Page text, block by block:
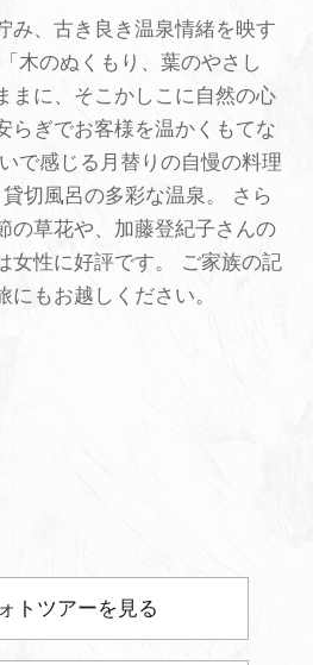
動画を見る
ロード
問い合わせ
ー
み、古き良き温泉情緒を映す
木のぬくもり、葉のやさし
まに、そこかしこに自然の心
らぎでお客様を温かくもてな
で感じる月替りの自慢の料理
切風呂の多彩な温泉。 さら
の草花や、加藤登紀子さんの
女性に好評です。 ご家族の記
もお越しください。
トツアーを見る